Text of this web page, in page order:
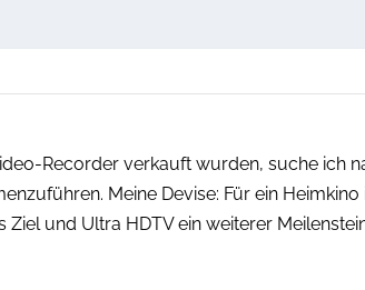
Recorder verkauft wurden, suche ich
Meine Devise: Für ein
Ziel und Ultra HDTV ein weiterer